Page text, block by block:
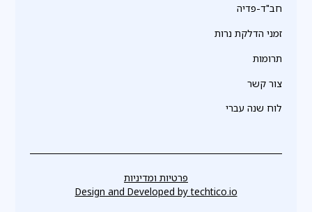
חב"ד-פדיה
זמני הדלקת נרות
תרומות
צור קשר
לוח שנה עברי
פרטיות ומדיניות
Design and Developed bytechtico.io